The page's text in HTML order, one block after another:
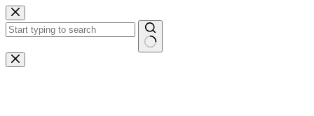
Zum
Inhalt
springen
Keine
Ergebnisse